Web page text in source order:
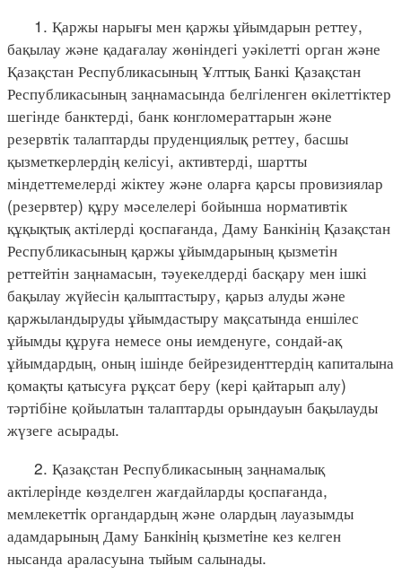
1. Қаржы нарығы мен қаржы ұйымдарын реттеу,
бақылау және қадағалау жөніндегі уәкілетті орган және
Қазақстан Республикасының Ұлттық Банкі Қазақстан
Республикасының заңнамасында белгіленген өкілеттіктер
шегінде банктерді, банк конгломераттарын және
резервтік талаптарды пруденциялық реттеу, басшы
қызметкерлердің келісуі, активтерді, шартты
міндеттемелерді жіктеу және оларға қарсы провизиялар
(резервтер) құру мәселелері бойынша нормативтік
құқықтық актілерді қоспағанда, Даму Банкінің Қазақстан
Республикасының қаржы ұйымдарының қызметін
реттейтін заңнамасын, тәуекелдерді басқару мен ішкі
бақылау жүйесін қалыптастыру, қарыз алуды және
қаржыландыруды ұйымдастыру мақсатында еншілес
ұйымды құруға немесе оны иемденуге, сондай-ақ
ұйымдардың, оның ішінде бейрезиденттердің капиталына
қомақты қатысуға рұқсат беру (кері қайтарып алу)
тәртібіне қойылатын талаптарды орындауын бақылауды
жүзеге асырады.
2. Қазақстан Республикасының заңнамалық
актілерiнде көзделген жағдайларды қоспағанда,
мемлекеттiк органдардың және олардың лауазымды
адамдарының Даму Банкiнiң қызметiне кез келген
нысанда араласуына тыйым салынады.